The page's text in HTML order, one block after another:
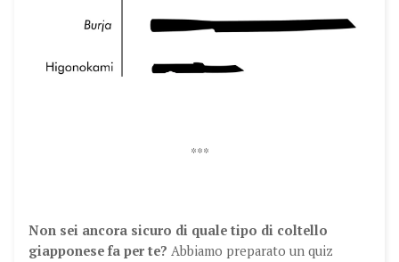
***
Non sei ancora sicuro di quale tipo di coltello
giapponese fa per te? Abbiamo preparato un quiz